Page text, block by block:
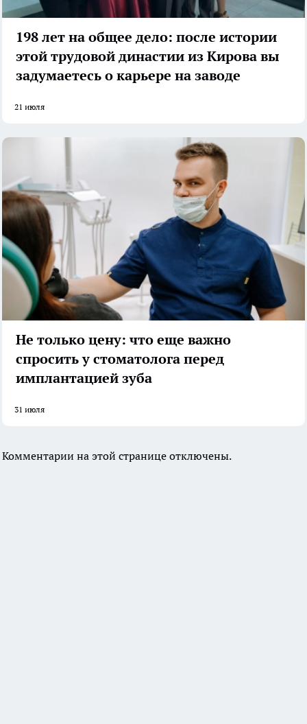
198 лет на общее дело: после истории
этой трудовой династии из Кирова вы
задумаетесь о карьере на заводе
21 июля
Не только цену: что еще важно
спросить у стоматолога перед
имплантацией зуба
31 июля
Комментарии на этой странице отключены.